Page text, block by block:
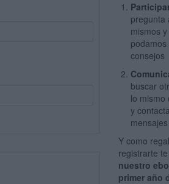
pregunta
mismos
consejos
buscar
lo mismo
y
Y como
registrarte
nuestro
primer año